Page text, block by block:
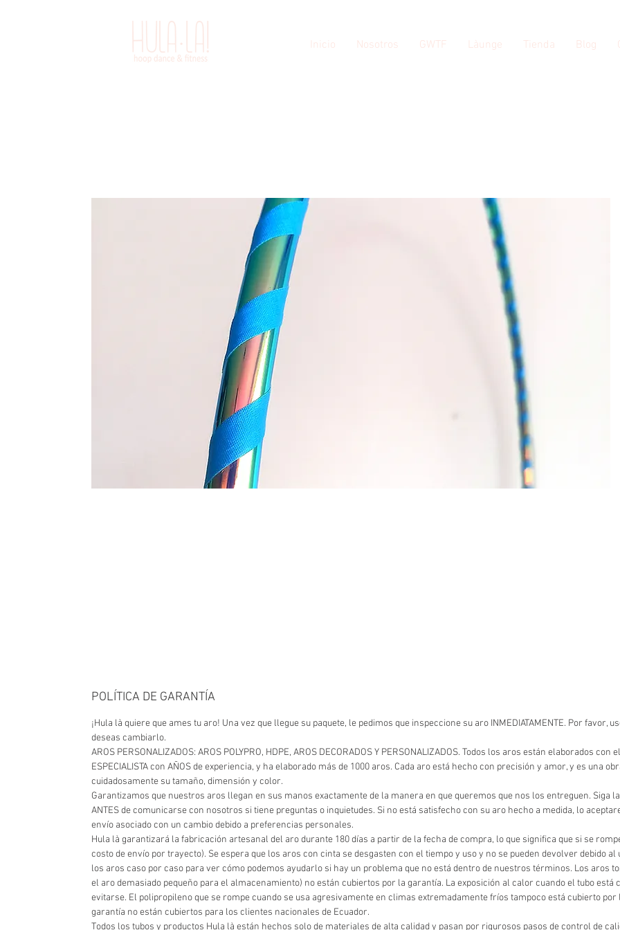
Inicio Nosotros GWTF Làunge Tienda Blog
POLÍTICA DE GARANTÍA
¡Hula là quiere que ames tu aro! Una vez que llegue su paquete, le pedimos que inspeccione su aro INMEDIATAMENTE. Por favor,
deseas cambiarlo.
AROS PERSONALIZADOS: AROS POLYPRO, HDPE, AROS DECORADOS Y PERSONALIZADOS. Todos los aros están elaborados
ESPECIALISTA con AÑOS de experiencia, y ha elaborado más de 1000 aros. Cada aro está hecho con precisión y amor, y es una
cuidadosamente su tamaño, dimensión y color.
Garantizamos que nuestros aros llegan en sus manos exactamente de la manera en que queremos que nos los entreguen. Siga
ANTES de comunicarse con nosotros si tiene preguntas o inquietudes. Si no está satisfecho con su aro hecho a medida, lo
envío asociado con un cambio debido a preferencias personales.
Hula là garantizará la fabricación artesanal del aro durante 180 días a partir de la fecha de compra, lo que significa que si se
costo de envío por trayecto). Se espera que los aros con cinta se desgasten con el tiempo y uso y no se pueden devolver debido
los aros caso por caso para ver cómo podemos ayudarlo si hay un problema que no está dentro de nuestros términos. Los aros
el aro demasiado pequeño para el almacenamiento) no están cubiertos por la garantía. La exposición al calor cuando el tubo está
evitarse. El polipropileno que se rompe cuando se usa agresivamente en climas extremadamente fríos tampoco está cubierto
garantía no están cubiertos para los clientes nacionales de Ecuador.
Todos los tubos y productos Hula là están hechos solo de materiales de alta calidad y pasan por rigurosos pasos de control de